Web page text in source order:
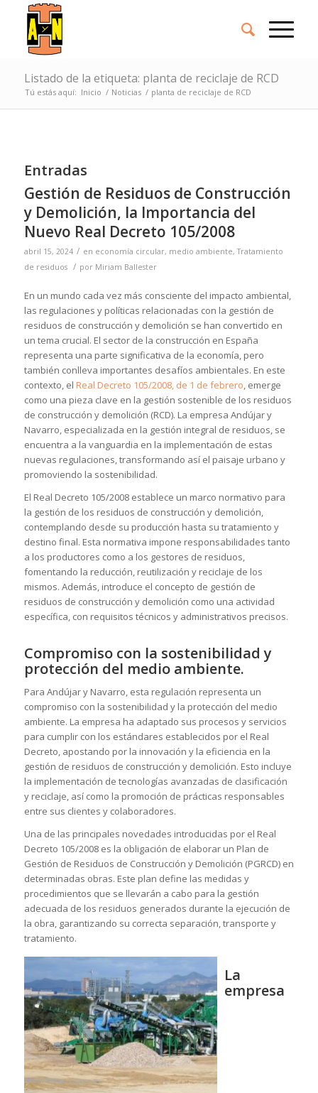
Listado de la etiqueta: planta de reciclaje de RCD
Tú estás aquí: Inicio / Noticias / planta de reciclaje de RCD
Entradas
Gestión de Residuos de Construcción
y Demolición, la Importancia del
Nuevo Real Decreto 105/2008
abril 15, 2024 / en economía circular, medio ambiente,Tratamiento
de residuos
/ por Miriam Ballester
En un mundo cada vez más consciente del impacto ambiental,
las regulaciones y políticas relacionadas con la gestión de
residuos de construcción y demolición se han convertido en
un tema crucial. El sector de la construcción en España
representa una parte significativa de la economía, pero
también conlleva importantes desafíos ambientales. En este
contexto, el Real Decreto 105/2008, de 1 de febrero, emerge
como una pieza clave en la gestión sostenible de los residuos
de construcción y demolición (RCD). La empresa Andújar y
Navarro, especializada en la gestión integral de residuos, se
encuentra a la vanguardia en la implementación de estas
nuevas regulaciones, transformando así el paisaje urbano y
promoviendo la sostenibilidad.
El Real Decreto 105/2008 establece un marco normativo para
la gestión de los residuos de construcción y demolición,
contemplando desde su producción hasta su tratamiento y
destino final. Esta normativa impone responsabilidades tanto
a los productores como a los gestores de residuos,
fomentando la reducción, reutilización y reciclaje de los
mismos. Además, introduce el concepto de gestión de
residuos de construcción y demolición como una actividad
específica, con requisitos técnicos y administrativos precisos.
Compromiso con la sostenibilidad y
protección del medio ambiente.
Para Andújar y Navarro, esta regulación representa un
compromiso con la sostenibilidad y la protección del medio
ambiente. La empresa ha adaptado sus procesos y servicios
para cumplir con los estándares establecidos por el Real
Decreto, apostando por la innovación y la eficiencia en la
gestión de residuos de construcción y demolición. Esto incluye
la implementación de tecnologías avanzadas de clasificación
y reciclaje, así como la promoción de prácticas responsables
entre sus clientes y colaboradores.
Una de las principales novedades introducidas por el Real
Decreto 105/2008 es la obligación de elaborar un Plan de
Gestión de Residuos de Construcción y Demolición (PGRCD) en
determinadas obras. Este plan define las medidas y
procedimientos que se llevarán a cabo para la gestión
adecuada de los residuos generados durante la ejecución de
la obra, garantizando su correcta separación, transporte y
tratamiento.
La
empresa